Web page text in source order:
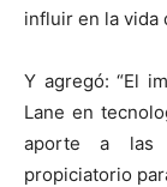
influir en la vida
Y agregó: “El
Lane en
aporte a las
propiciatorio